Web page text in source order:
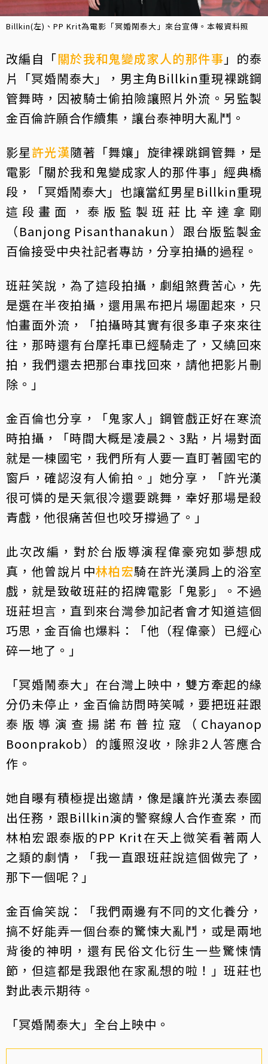
Billkin(左)、PP Krit為電影「冥婚鬧泰大」來台宣傳。本報資料照
改編自「關於我和鬼變成家人的那件事 」的泰
片「冥婚鬧泰大」，男主角Billkin重現裸跳鋼
管舞時，因被騎士偷拍險讓照片外流。另監製
金百倫許願合作續集，讓台泰神明大亂鬥。
影星許光漢隨著「舞孃」旋律裸跳鋼管舞，是
電影「關於我和鬼變成家人的那件事」經典橋
段，「冥婚鬧泰大」也讓當紅男星Billkin重現
這段畫面，泰版監製班莊比辛達拿剛
（Banjong Pisanthanakun）跟台版監製金
百倫接受中央社記者專訪，分享拍攝的過程。
班莊笑說，為了這段拍攝，劇組煞費苦心，先
是選在半夜拍攝，還用黑布把片場圍起來，只
怕畫面外流，「拍攝時其實有很多車子來來往
往，那時還有台摩托車已經騎走了，又繞回來
拍，我們還去把那台車找回來，請他把影片刪
除。」
金百倫也分享，「鬼家人」鋼管戲正好在寒流
時拍攝，「時間大概是凌晨2、3點，片場對面
就是一棟國宅，我們所有人要一直盯著國宅的
窗戶，確認沒有人偷拍。」她分享，「許光漢
很可憐的是天氣很冷還要跳舞，幸好那場是殺
青戲，他很痛苦但也咬牙撐過了。」
此次改編，對於台版導演程偉豪宛如夢想成
真，他曾說片中林柏宏騎在許光漢肩上的浴室
戲，就是致敬班莊的招牌電影「鬼影」。不過
班莊坦言，直到來台灣參加記者會才知道這個
巧思，金百倫也爆料：「他（程偉豪）已經心
碎一地了。」
「冥婚鬧泰大」在台灣上映中，雙方牽起的緣
分仍未停止，金百倫訪問時笑喊，要把班莊跟
泰版導演查揚諾布普拉寇（Chayanop
Boonprakob）的護照沒收，除非2人答應合
作。
她自曝有積極提出邀請，像是讓許光漢去泰國
出任務，跟Billkin演的警察線人合作查案，而
林柏宏跟泰版的PP Krit在天上微笑看著兩人
之類的劇情，「我一直跟班莊說這個做完了，
那下一個呢？」
金百倫笑說：「我們兩邊有不同的文化養分，
搞不好能弄一個台泰的驚悚大亂鬥，或是兩地
背後的神明，還有民俗文化衍生一些驚悚情
節，但這都是我跟他在家亂想的啦！」班莊也
對此表示期待。
「冥婚鬧泰大」全台上映中。